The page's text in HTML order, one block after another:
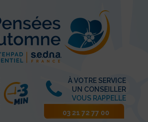
À VOTRE SERVICE
UN CONSEILLER
VOUS RAPPELLE
03 21 72 77 00